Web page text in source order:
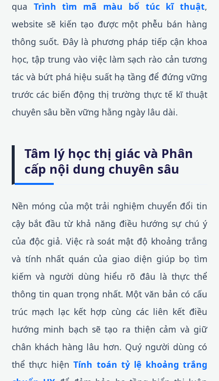
qua Trình tìm mã màu bổ túc kĩ thuật,
website sẽ kiến tạo được một phễu bán hàng
thông suốt. Đây là phương pháp tiếp cận khoa
học, tập trung vào việc làm sạch rào cản tương
tác và bứt phá hiệu suất hạ tầng để đứng vững
trước các biến động thị trường thực tế kĩ thuật
chuyên sâu bền vững hằng ngày lâu dài.
Tâm lý học thị giác và Phân
cấp nội dung chuyên sâu
Nền móng của một trải nghiệm chuyển đổi tin
cậy bắt đầu từ khả năng điều hướng sự chú ý
của độc giả. Việc rà soát mật độ khoảng trắng
và tính nhất quán của giao diện giúp bọ tìm
kiếm và người dùng hiểu rõ đâu là thực thể
thông tin quan trọng nhất. Một văn bản có cấu
trúc mạch lạc kết hợp cùng các liên kết điều
hướng minh bạch sẽ tạo ra thiện cảm và giữ
chân khách hàng lâu hơn. Quý người dùng có
thể thực hiệnTính toán tỷ lệ khoảng trắng